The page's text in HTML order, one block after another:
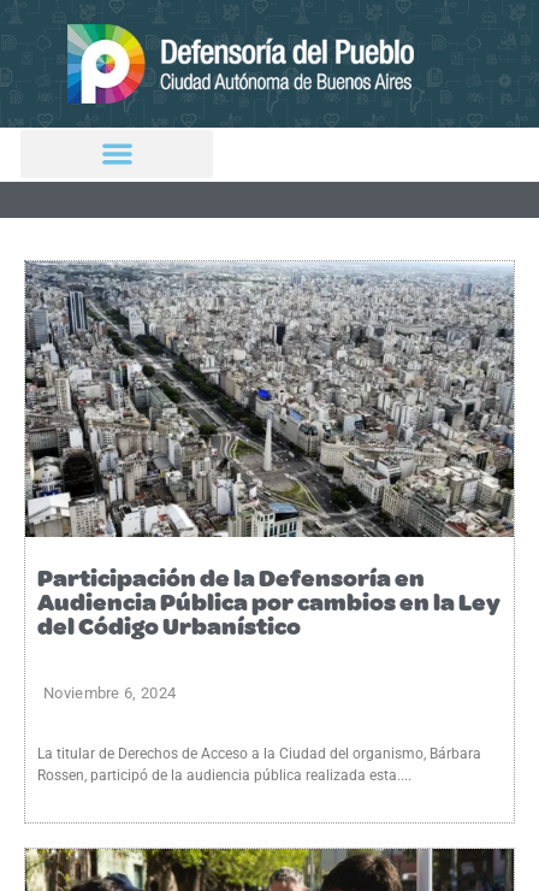
Participación de la Defensoría en
Audiencia Pública por cambios en la Ley
del Código Urbanístico
Noviembre 6, 2024
La titular de Derechos de Acceso a la Ciudad del organismo, Bárbara
Rossen, participó de la audiencia pública realizada esta....